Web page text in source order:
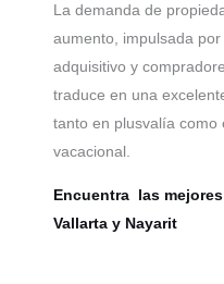
La demanda de
aumento, impulsada
adquisitivo y
traduce en una
tanto en plusvalía como
vacacional.
Encuentra las
Vallarta y Nayarit